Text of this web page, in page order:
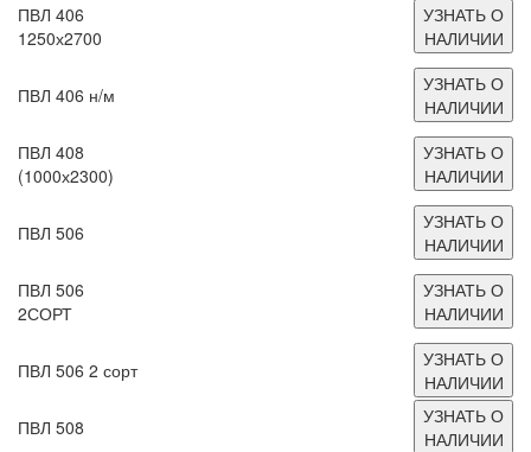
ПВЛ 406
1250х2700
УЗНАТЬ О
НАЛИЧИИ
ПВЛ 406 н/м
УЗНАТЬ О
НАЛИЧИИ
ПВЛ 408
(1000х2300)
УЗНАТЬ О
НАЛИЧИИ
ПВЛ 506
УЗНАТЬ О
НАЛИЧИИ
ПВЛ 506
2СОРТ
УЗНАТЬ О
НАЛИЧИИ
ПВЛ 506 2 сорт
УЗНАТЬ О
НАЛИЧИИ
ПВЛ 508
УЗНАТЬ О
НАЛИЧИИ